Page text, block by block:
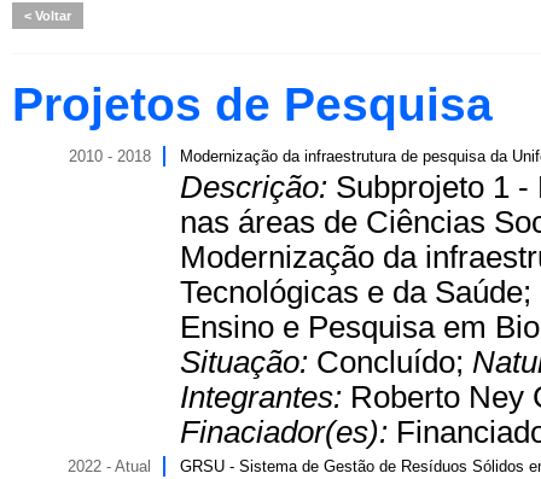
Voltar
Projetos de Pesquisa
2010 - 2018 Modernização da infraestrutura de pesquisa da
Descrição: Subprojeto 1 -
nas áreas de Ciências
Modernização da
Tecnológicas e da
Ensino e Pesquisa em
Situação: Concluído;
Integrantes: Roberto Ney
Finaciador(es):
2022 - Atual GRSU - Sistema de Gestão de Resíduos Sólidos